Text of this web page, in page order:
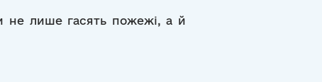
не лише гасять пожежі, а й